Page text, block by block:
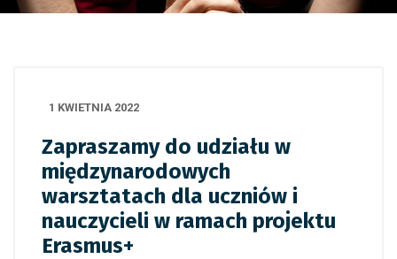
1 KWIETNIA 2022
Zapraszamy do udziału w
międzynarodowych
warsztatach dla uczniów i
nauczycieli w ramach projektu
Erasmus+